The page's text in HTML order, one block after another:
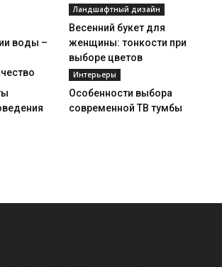
воды –
Ландшафтный дизайн
Весенний букет для
женщины: тонкости при
выборе цветов
Интерьеры
Особенности выбора
современной ТВ тумбы